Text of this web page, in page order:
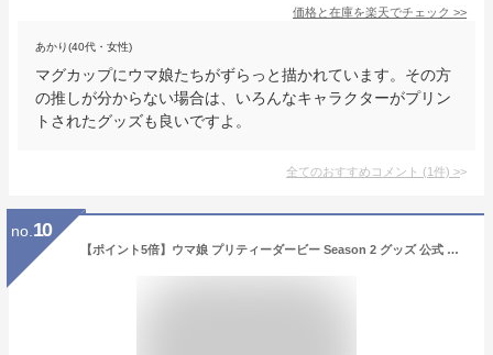
価格と在庫を楽天でチェック >>
あかり(40代・女性)
マグカップにウマ娘たちがずらっと描かれています。その方
の推しが分からない場合は、いろんなキャラクターがプリン
トされたグッズも良いですよ。
全てのおすすめコメント (1件) >
no. 10
【ポイント5倍】ウマ娘 プリティーダービー Season 2 グッズ 公式 メジロマックイーン アクリルつままれ キーホルダー ストラップ COSPA